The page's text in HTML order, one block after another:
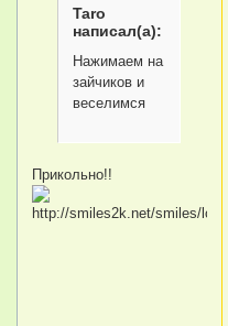
Taro
написал(а):
Нажимаем на
зайчиков и
веселимся
Прикольно!!